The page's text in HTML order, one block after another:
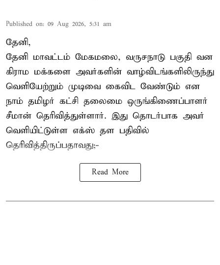
Published on: 09 Aug 2026, 5:31 am
தேனி,
தேனி மாவட்டம் மேகமலை, வருசநாடு பகுதி வன
கிராம மக்களை அவர்களின் வாழ்விடங்களிலிருந்து
வெளியேற்றும் முடிவை கைவிட வேண்டும் என
நாம் தமிழர் கட்சி தலைமை ஒருங்கிணைப்பாளர்
சீமான் தெரிவித்துள்ளார். இது தொடர்பாக அவர்
வெளியிட்டுள்ள எக்ஸ் தள பதிவில்
தெரிவித்திருப்பதாவது;-
Read More